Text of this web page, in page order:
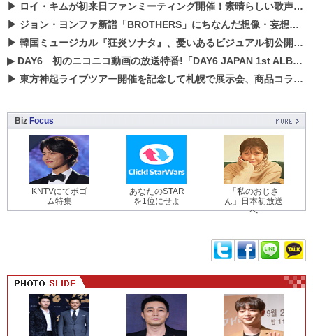
▶ ロイ・キムが初来日ファンミーティング開催！素晴らしい歌声に癒される贅沢な時間
▶ ジョン・ヨンファ新譜「BROTHERS」にちなんだ想像・妄想企画がスタート！
▶ 韓国ミュージカル『狂炎ソナタ』、憂いある​ビジュアル初公開!! 主役リョウク、SHIN、KENらのコメントが到着！
▶ DAY6 初のニコニコ動画の放送特番!「DAY6 JAPAN 1st ALBUM「UNLOCK」発売記念 ライブ@ニコ生」を配信決定!
▶ 東方神起ライブツアー開催を記念して札幌で展示会、商品コラボが実現！！
Biz Focus
KNTVにてボゴ
ム特集
あなたのSTAR
を1位にせよ
「私のおじさ
ん」日本初放送
へ